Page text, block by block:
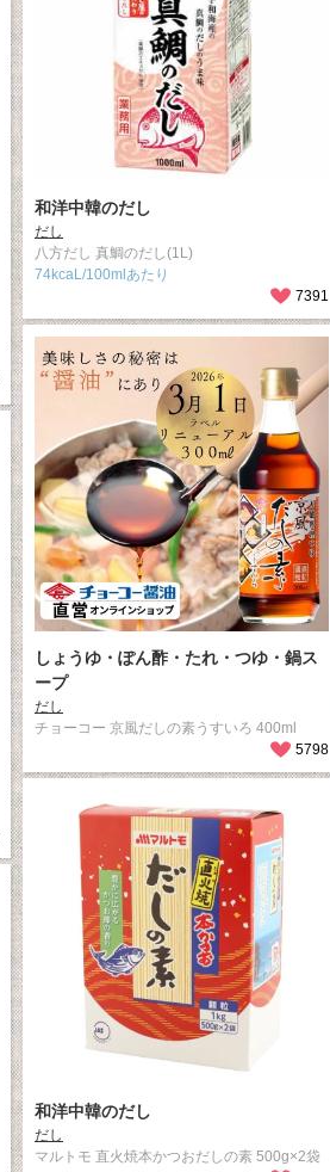
和洋中韓のだし
だし
八方だし 真鯛のだし(1L)
74kcaL/100mlあたり
7391
しょうゆ・ぽん酢・たれ・つゆ・鍋ス
ープ
だし
チョーコー 京風だしの素うすいろ 400ml
5798
和洋中韓のだし
だし
マルトモ 直火焼本かつおだしの素 500g×2袋